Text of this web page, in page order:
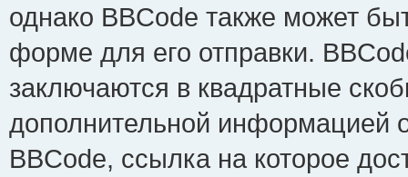
однако BBCode также может
форме для его отправки.
заключаются в квадратные
дополнительной информацией
BBCode, ссылка на которое